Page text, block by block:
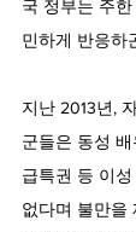
국 정부는 주
민하게 반응하
지난 2013년,
군들은 동성
급특권 등 이
없다며 불만을